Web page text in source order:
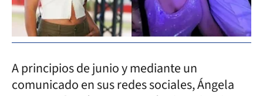
A principios de junio y mediante un
comunicado en sus redes sociales, Ángela